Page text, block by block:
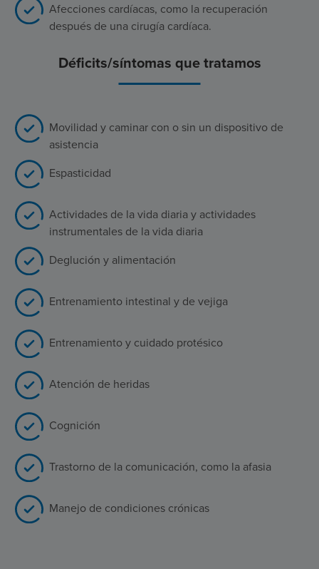
Afecciones cardíacas, como la recuperación
después de una cirugía cardíaca.
Déficits/síntomas que tratamos
Movilidad y caminar con o sin un dispositivo de
asistencia
Espasticidad
Actividades de la vida diaria y actividades
instrumentales de la vida diaria
Deglución y alimentación
Entrenamiento intestinal y de vejiga
Entrenamiento y cuidado protésico
Atención de heridas
Cognición
Trastorno de la comunicación, como la afasia
Manejo de condiciones crónicas